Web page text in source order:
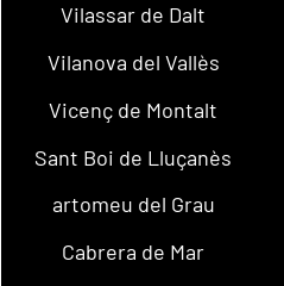
Vilassar de Dalt
Vilanova del Vallès
Vicenç de Montalt
Sant Boi de Lluçanès
artomeu del Grau
Cabrera de Mar